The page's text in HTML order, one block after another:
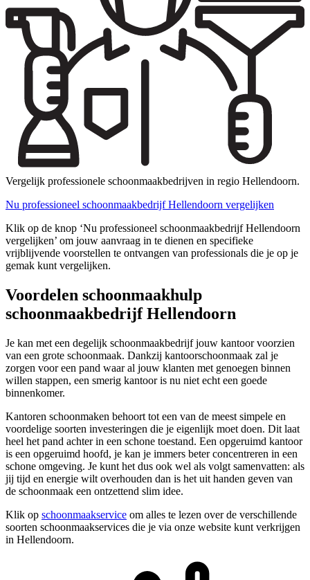
Vergelijk professionele schoonmaakbedrijven in regio Hellendoorn.
Nu professioneel schoonmaakbedrijf Hellendoorn vergelijken
Klik op de knop ‘Nu professioneel schoonmaakbedrijf Hellendoorn
vergelijken’ om jouw aanvraag in te dienen en specifieke
vrijblijvende voorstellen te ontvangen van professionals die je op je
gemak kunt vergelijken.
Voordelen schoonmaakhulp
schoonmaakbedrijf Hellendoorn
Je kan met een degelijk schoonmaakbedrijf jouw kantoor voorzien
van een grote schoonmaak. Dankzij kantoorschoonmaak zal je
zorgen voor een pand waar al jouw klanten met genoegen binnen
willen stappen, een smerig kantoor is nu niet echt een goede
binnenkomer.
Kantoren schoonmaken behoort tot een van de meest simpele en
voordelige soorten investeringen die je eigenlijk moet doen. Dit laat
heel het pand achter in een schone toestand. Een opgeruimd kantoor
is een opgeruimd hoofd, je kan je immers beter concentreren in een
schone omgeving. Je kunt het dus ook wel als volgt samenvatten: als
jij tijd en energie wilt overhouden dan is het uit handen geven van
de schoonmaak een ontzettend slim idee.
Klik op schoonmaakservice om alles te lezen over de verschillende
soorten schoonmaakservices die je via onze website kunt verkrijgen
in Hellendoorn.